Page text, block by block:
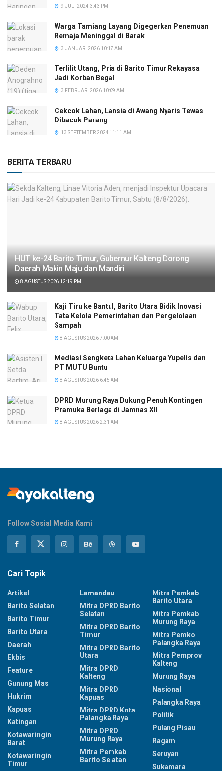
9 JULI 2024 3:43 PM
Warga Tamiang Layang Digegerkan Penemuan
Remaja Meninggal di Barak
3 JANUARI 2026 10:17 AM
Terlilit Utang, Pria di Barito Timur Rekayasa
Jadi Korban Begal
3 FEBRUARI 2026 10:09 AM
Cekcok Lahan, Lansia di Awang Nyaris Tewas
Dibacok Parang
13 SEPTEMBER 2024 11:11 AM
BERITA TERBARU
HUT ke-24 Barito Timur, Gubernur Kalteng Dorong
Daerah Makin Maju dan Mandiri
8 AGUSTUS 2026 12:19 PM
Kaji Tiru ke Bantul, Barito Utara Bidik Inovasi
Tata Kelola Pemerintahan dan Pengelolaan
Sampah
8 AGUSTUS 2026 7:00 AM
Mediasi Sengketa Lahan Keluarga Yupelis dan
PT MUTU Buntu
8 AGUSTUS 2026 6:45 AM
DPRD Murung Raya Dukung Penuh Kontingen
Pramuka Berlaga di Jamnas XII
8 AGUSTUS 2026 2:31 AM
Follow Sosial Media Kami
Cari Topik
Artikel
Barito Selatan
Barito Timur
Barito Utara
Daerah
Ekbis
Feature
Gunung Mas
Hukrim
Kapuas
Katingan
Kotawaringin
Barat
Kotawaringin
Timur
Lamandau
Mitra DPRD Barito
Selatan
Mitra DPRD Barito
Timur
Mitra DPRD Barito
Utara
Mitra DPRD
Kalteng
Mitra DPRD
Kapuas
Mitra DPRD Kota
Palangka Raya
Mitra DPRD
Murung Raya
Mitra Pemkab
Barito Selatan
Mitra Pemkab
Barito Utara
Mitra Pemkab
Murung Raya
Mitra Pemko
Palangka Raya
Mitra Pemprov
Kalteng
Murung Raya
Nasional
Palangka Raya
Politik
Pulang Pisau
Ragam
Seruyan
Sukamara